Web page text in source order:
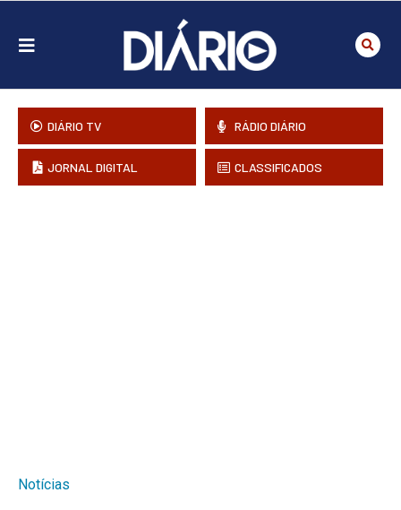
DIÁRIO TV RÁDIO DIÁRIO
JORNAL DIGITAL CLASSIFICADOS
Notícias